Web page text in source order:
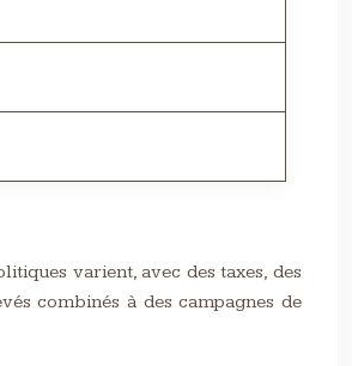
varient, avec des taxes, des
combinés à des campagnes de